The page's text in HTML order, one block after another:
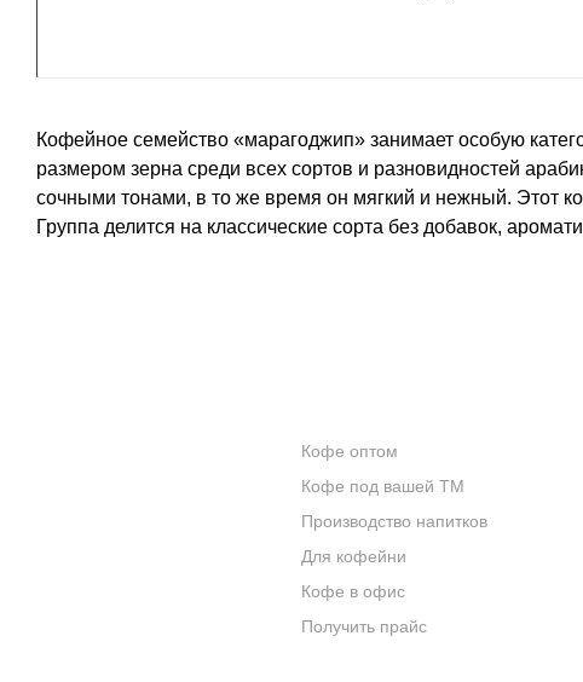
Кофейное семейство «марагоджип» занимает особую
размером зерна среди всех сортов и разновидностей
сочными тонами, в то же время он мягкий и нежный. Этот
Группа делится на классические сорта без добавок,
Кофе оптом
Кофе под вашей ТМ
Производство напитков
Для кофейни
Кофе в офис
Получить прайс